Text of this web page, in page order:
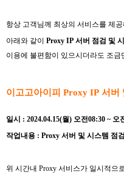
항상 고객님께 최상의 서비스를 제
아래와 같이 Proxy IP 서버 점검 및
이용에 불편함이 있으시더라도 조금
이고고아이피 Proxy IP 서버
일시 : 2024.04.15(월) 오전08:30 ~ 오
작업내용 : Proxy 서버 및 시스템 점
위 시간내 Proxy 서비스가 일시적으